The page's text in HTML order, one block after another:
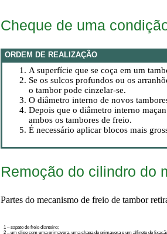
Cheque de uma
ORDEM DE REALIZAÇÃO
A superfície que se coça em um
Se os sulcos profundos ou os
o tambor pode cinzelar-se.
O diâmetro interno de novos
Depois que o diâmetro interno
ambos os tambores de freio.
É necessário aplicar blocos mais
Remoção do cilindro do
Partes do mecanismo de freio de tambor
1 – sapato de freio dianteiro;
2 – um clipe com uma primavera, uma chapa de primavera e um alfinete de